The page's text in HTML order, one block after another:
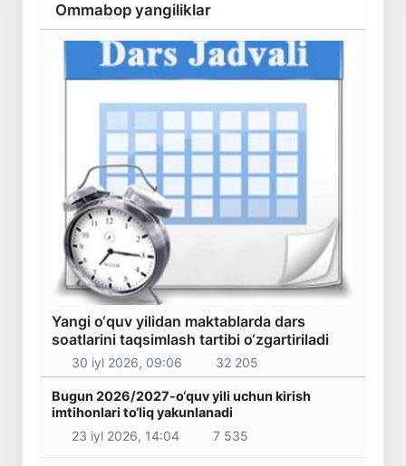
Ommabop yangiliklar
Yangi o‘quv yilidan maktablarda dars
soatlarini taqsimlash tartibi o‘zgartiriladi
30 iyl 2026, 09:06 32 205
Bugun 2026/2027-o‘quv yili uchun kirish
imtihonlari to‘liq yakunlanadi
23 iyl 2026, 14:04
7 535